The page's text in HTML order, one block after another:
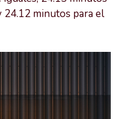
24.12 minutos para el